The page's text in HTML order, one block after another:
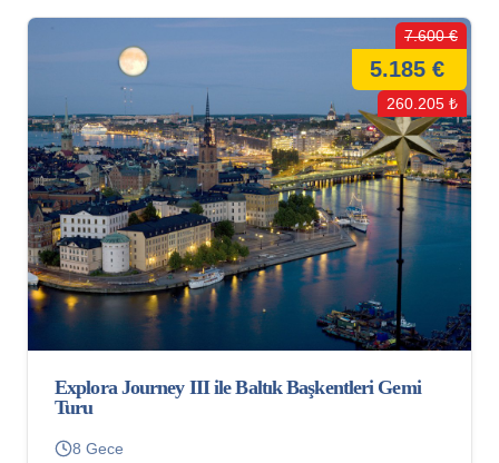
7.600 €
5.185 €
260.205 ₺
Explora Journey III ile Baltık Başkentleri Gemi
Turu
8 Gece